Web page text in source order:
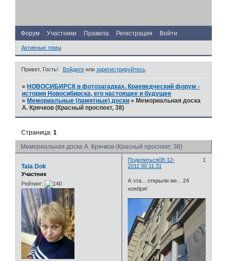
Форум Участники Правила Регистрация Войти
Активные темы
Привет, Гость! Войдитеили зарегистрируйтесь.
» НОВОСИБИРСК в фотозагадках. Краеведческий форум -
история Новосибирска, его настоящее и будущее
» Мемориальные (памятные) доски » Мемориальная доска
А. Крячков (Красный проспект, 38)
Мемориальная доска А. Крячков (Красный проспект, 38)
Страница:1
Поделиться 1
08-12-
2011 00:11:31
Tala Dok
Участник
Рейтинг:
А эта... открыли же... 24
ноября!